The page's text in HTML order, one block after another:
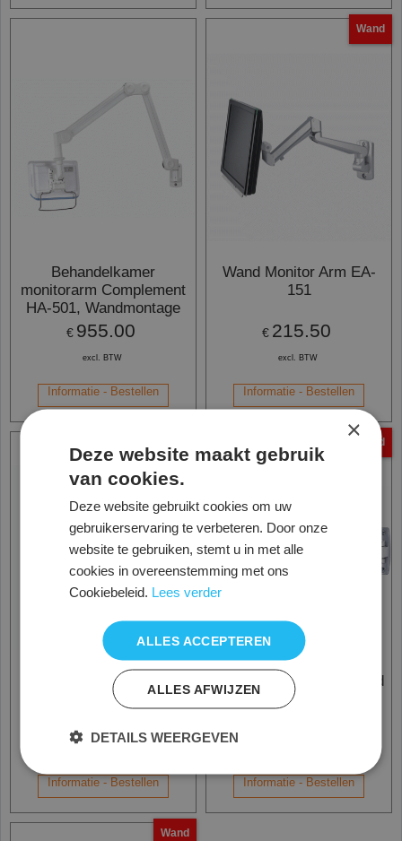
Behandelkamer
monitorarm Complement
HA-501, Wandmontage
€ 955.00
excl. BTW
Informatie - Bestellen
Wand
Wand Monitor Arm EA-
151
€ 215.50
excl. BTW
Informatie - Bestellen
Monitor Arm FA-251,
verstelbare TFT arm
Informatie - Bestellen
Wand
Monitor Arm LA-65, wand
montage
Informatie - Bestellen
Wand
×
Deze website maakt gebruik
van cookies.
Deze website gebruikt cookies om uw
gebruikerservaring te verbeteren. Door onze
website te gebruiken, stemt u in met alle
cookies in overeenstemming met ons
Cookiebeleid. Lees verder
ALLES ACCEPTEREN
ALLES AFWIJZEN
DETAILS WEERGEVEN